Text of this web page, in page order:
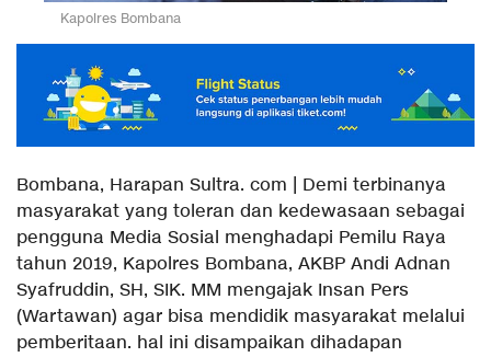
Kapolres Bombana
Bombana, Harapan Sultra. com | Demi terbinanya
masyarakat yang toleran dan kedewasaan sebagai
pengguna Media Sosial menghadapi Pemilu Raya
tahun 2019, Kapolres Bombana, AKBP Andi Adnan
Syafruddin, SH, SIK. MM mengajak Insan Pers
(Wartawan) agar bisa mendidik masyarakat melalui
pemberitaan. hal ini disampaikan dihadapan